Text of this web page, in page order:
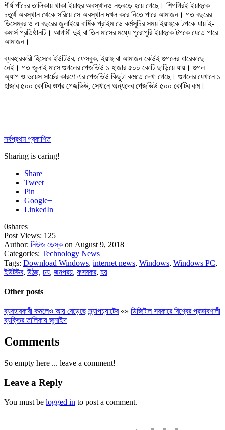
শীর্ষ পাঁচের তালিকায় থাকা ইয়াহুর অবস্থানও নড়বড়ে হয়ে গেছে। শিগগিরই ইয়াহুকে
চতুর্থ অবস্থান থেকে সরিয়ে সে অবস্থান দখল করে নিতে পারে আমাজন। গত বছরের
ডিসেম্বর ও এ বছরের জুলাইয়ে বার্ষিক প্রাইম ডে কর্মসূচির সময় ইয়াহুকে টপকে যায় ই-
কমার্স প্রতিষ্ঠানটি। আগামী দুই বা তিন মাসের মধ্যে পুরোপুরি ইয়াহুকে টপকে যেতে পারে
আমাজন।
ব্যবহারকারী হিসেবে ইউটিউব, ফেসবুক, ইয়াহু বা আমাজন কেউই গুগলের ধারেকাছে
নেই। গত জুলাই মাসে গুগলের পেজভিউ ১ হাজার ৫০০ কোটি ছাড়িয়ে যায়। গুগল
অ্যাপ ও ভয়েস সার্চের কারণে এর পেজভিউ কিছুটা কমতে দেখা গেছে। গুগলের যেখানে ১
হাজার ৫০০ কোটির ওপর পেজভিউ, সেখানে অন্যদের পেজভিউ ৫০০ কোটির কম।
সর্বপ্রথম প্রকাশিত
Sharing is caring!
Share
Tweet
Pin
Google+
LinkedIn
0shares
Post Views: 125
Author: নিউজ ডেস্ক on August 9, 2018
Categories: Technology News
Tags: Download Windows, internet news, Windows, Windows PC,
ইউটউব, উঠছ, চয, জনপরয়, ফসবকর, হয়
Other posts
ব্যবহারকারী কমলেও আয় বেড়েছে স্ন্যাপচ্যাটের«» ডিজিটাল সরকারে বিশ্বের প্রভাবশালী
ব্যক্তির তালিকায় জুনাইদ
Comments
So empty here ... leave a comment!
Leave a Reply
You must be logged in to post a comment.